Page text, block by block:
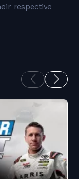
respective